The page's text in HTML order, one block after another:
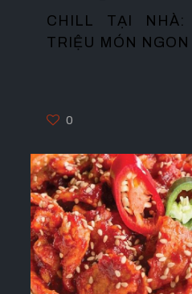
CHILL TẠI
TRIỆU MÓN NGON
0